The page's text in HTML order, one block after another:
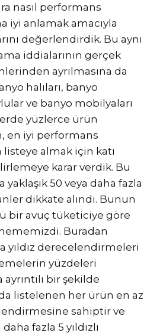
nasıl performans
iyi anlamak amacıyla
değerlendirdik. Bu aynı
iddialarının gerçek
ayrılmasına da
halıları, banyo
ve banyo mobilyaları
yüzlerce ürün
en iyi performans
listeye almak için katı
karar verdik. Bu
yaklaşık 50 veya daha fazla
dikkate alındı. Bunun
bir avuç tüketiciye göre
Buradan
yıldız derecelendirmeleri
yüzdeleri
bir şekilde
listelenen her ürün en az
sahiptir ve
fazla 5 yıldızlı